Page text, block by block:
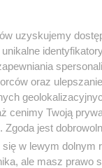
uzyskujemy
oraz
cenimy Twoją
Zgoda jest
w lewym dolnym
ale masz prawo